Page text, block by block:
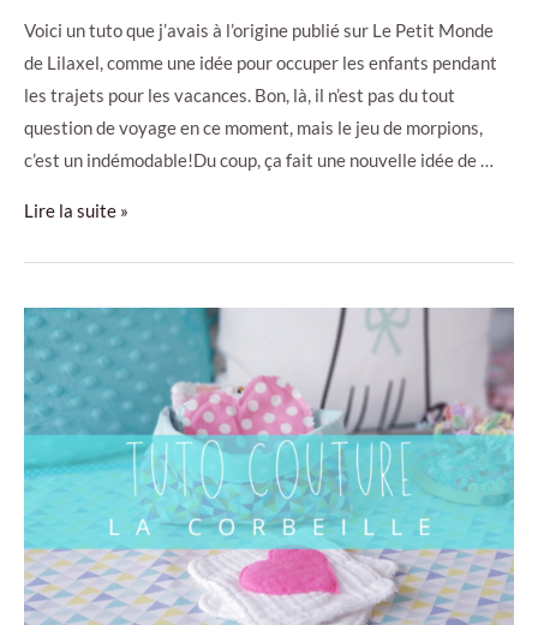
Voici un tuto que j’avais à l’origine publié sur Le Petit Monde
de Lilaxel, comme une idée pour occuper les enfants pendant
les trajets pour les vacances. Bon, là, il n’est pas du tout
question de voyage en ce moment, mais le jeu de morpions,
c’est un indémodable!Du coup, ça fait une nouvelle idée de …
Tuto
le
jeu
de
morpions
Lire la suite »